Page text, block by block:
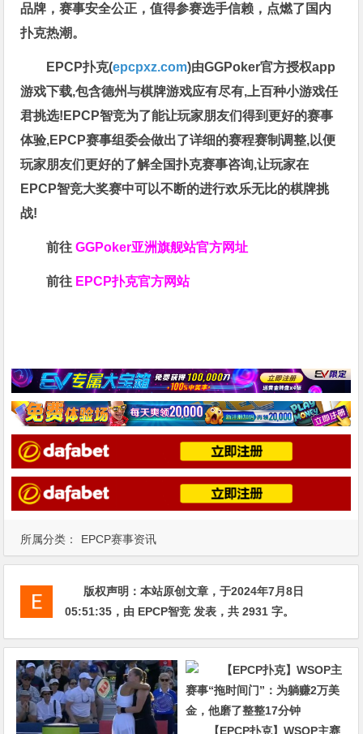
所属分类： EPCP赛事资讯
品牌，赛事安全公正，值得参赛选手信赖，点燃了国内
扑克热潮。
EPCP扑克(epcpxz.com)由GGPoker官方授权app
游戏下载,包含德州与棋牌游戏应有尽有,上百种小游戏任
君挑选!EPCP智竞为了能让玩家朋友们得到更好的赛事
体验,EPCP赛事组委会做出了详细的赛程赛制调整,以便
玩家朋友们更好的了解全国扑克赛事咨询,让玩家在
EPCP智竞大奖赛中可以不断的进行欢乐无比的棋牌挑
战!
前往GGPoker亚洲旗舰站官方网址
前往 EPCP扑克官方网站
版权声明：本站原创文章，于2024年7月8日
05:51:35 ，由 EPCP智竞 发表，共 2931 字。
【EPCP扑克】WSOP主赛